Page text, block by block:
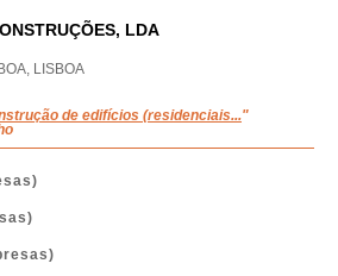
LDA
LISBOA
de edifícios (residenciais..."